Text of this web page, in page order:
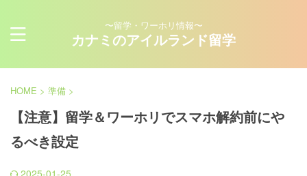
〜留学・ワーホリ情報〜
カナミのアイルランド留学
HOME > 準備 >
【注意】留学＆ワーホリでスマホ解約前にや
るべき設定
2025-01-25